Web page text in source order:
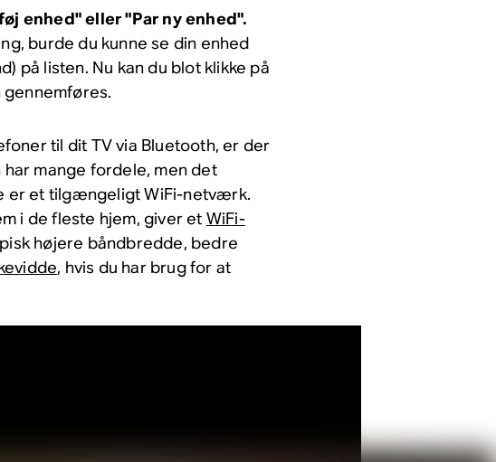
enhed" eller "Par ny enhed".
burde du kunne se din enhed
på listen. Nu kan du blot klikke på
til dit TV via Bluetooth, er der
mange fordele, men det
er et tilgængeligt WiFi-netværk.
i de fleste hjem, giver et WiFi-
højere båndbredde, bedre
, hvis du har brug for at